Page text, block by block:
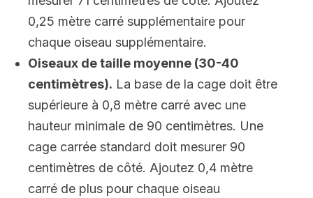
0,25 mètre carré supplémentaire pour
chaque oiseau supplémentaire.
Oiseaux de taille moyenne (30-40
centimètres). La base de la cage doit être
supérieure à 0,8 mètre carré avec une
hauteur minimale de 90 centimètres. Une
cage carrée standard doit mesurer 90
centimètres de côté. Ajoutez 0,4 mètre
carré de plus pour chaque oiseau